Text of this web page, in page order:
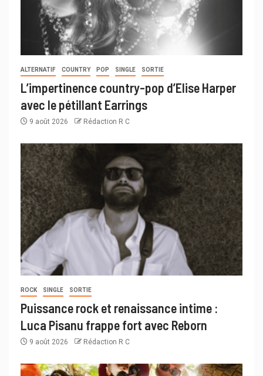
ALTERNATIF COUNTRY POP SINGLE SORTIE
L’impertinence country-pop d’Elise Harper
avec le pétillant Earrings
9 août 2026 Rédaction R C
ROCK SINGLE SORTIE
Puissance rock et renaissance intime :
Luca Pisanu frappe fort avec Reborn
9 août 2026 Rédaction R C